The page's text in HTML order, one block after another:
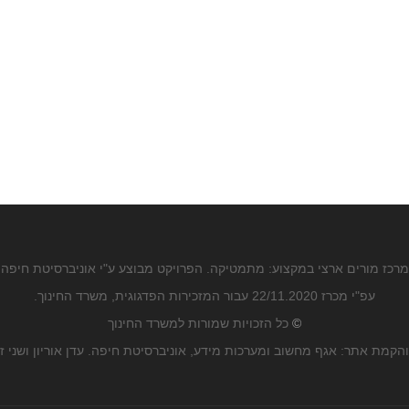
מרכז מורים ארצי במקצוע: מתמטיקה. הפרויקט מבוצע ע"י אוניברסיטת חיפה
עפ"י מכרז 22/11.2020 עבור המזכירות הפדגוגית, משרד החינוך.
© כל הזכויות שמורות למשרד החינוך
אתר: אגף מחשוב ומערכות מידע, אוניברסיטת חיפה. עדן אוריון ושני